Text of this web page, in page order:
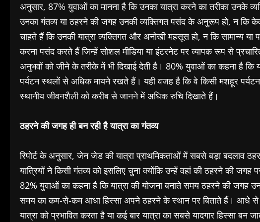
अनुसार, 87% युवाओं का मानना है कि उनका यात्रा करने का तरीका उनके
उनका गंतव्य या ठहरने की जगह उनकी व्यक्तिगत पसंद के अनुरूप हो, न कि
चाहते हैं कि उनकी यात्रा व्यक्तिगत और अनोखी महसूस हो, न कि सामान्य
करना पसंद करते हैं जिन्हें सोशल मीडिया या इंटरनेट पर व्यापक रूप से
अनुभवों को जीने के तरीके में भी दिखाई देती है। 80% युवाओं का कहना है कि
पर्यटन स्थलों से अधिक मायने रखते हैं। यही वजह है कि वे किसी मशहूर
स्थानीय जीवनशैली को करीब से जानने में अधिक रुचि दिखाते हैं।
ठहरने की जगह ही बन रही है यात्रा का गंतव्य
रिपोर्ट के अनुसार, जेन जेड की यात्रा प्राथमिकताओं में सबसे बड़ा
यात्रियों ने किसी गंतव्य को इसलिए चुना क्योंकि उन्हें वहां की ठहरने की
82% युवाओं का कहना है कि यात्रा की योजना बनाते समय ठहरने की जगह
समय का कम-से-कम आधा हिस्सा अपने ठहरने के स्थान पर बिताते हैं। आधे से
यात्रा को प्रभावित करता है या कई बार यात्रा का सबसे यादगार हिस्सा